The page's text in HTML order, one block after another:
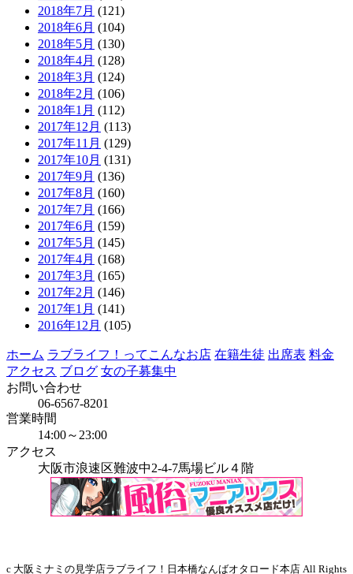
2018年7月 (121)
2018年6月 (104)
2018年5月 (130)
2018年4月 (128)
2018年3月 (124)
2018年2月 (106)
2018年1月 (112)
2017年12月 (113)
2017年11月 (129)
2017年10月 (131)
2017年9月 (136)
2017年8月 (160)
2017年7月 (166)
2017年6月 (159)
2017年5月 (145)
2017年4月 (168)
2017年3月 (165)
2017年2月 (146)
2017年1月 (141)
2016年12月 (105)
ホーム ラブライフ！ってこんなお店 在籍生徒 出席表 料金
アクセス ブログ 女の子募集中
お問い合わせ
06-6567-8201
営業時間
14:00～23:00
アクセス
大阪市浪速区難波中2-4-7馬場ビル４階
c 大阪ミナミの見学店ラブライフ！日本橋なんばオタロード本店 All Rights